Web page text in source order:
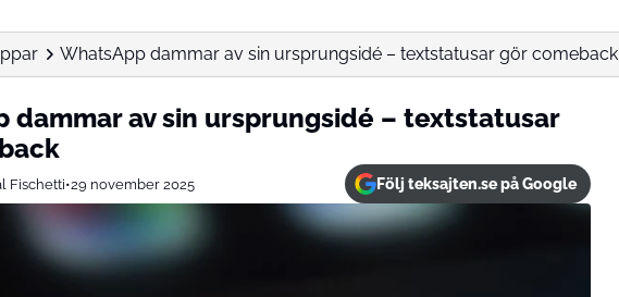
WhatsApp dammar av sin ursprungsidé – textstatusar gör comeback
dammar av sin ursprungsidé – textstatusar
Fischetti•29 november 2025 Följ teksajten.se på Google